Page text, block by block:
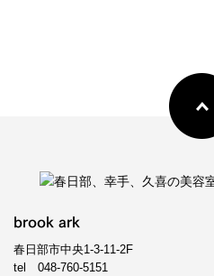
brook ark
春日部市中央1-3-11-2F
tel 048-760-5151